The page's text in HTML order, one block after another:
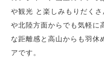
や観光 と楽しみもりだく
や北陸方面からでも気軽に
な距離感と高山からも羽休
アです。